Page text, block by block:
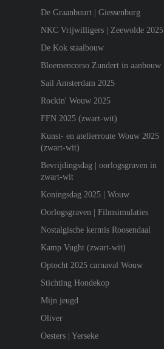
De Graanbuurt | Giessenburg
NKC Vrijwilligers | Zeewolde 2025
De Kok staalbouw
Bloemencorso Zundert in aanbouw
Sail Amsterdam 2025
Rockin' Wouw 2025
FFN 2025 (zwart-wit)
Kunst- en atelierroute Wouw 2025
(zwart-wit)
Bevrijdingsdag | oorlogsgraven in
zwart-wit
Koningsdag 2025 | Wouw
Oorlogsgraven | Filmsimulaties
Nostalgische kermis Roosendaal
Kamp Vught (zwart-wit)
Optocht 2025 carnaval Wouw
Stichting Hondekop
Mijn jeugd
Oliver
Oesters | Yerseke